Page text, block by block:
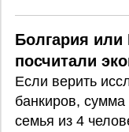
Болгария
посчитали
Если верить
банкиров, сумма
семья из 4